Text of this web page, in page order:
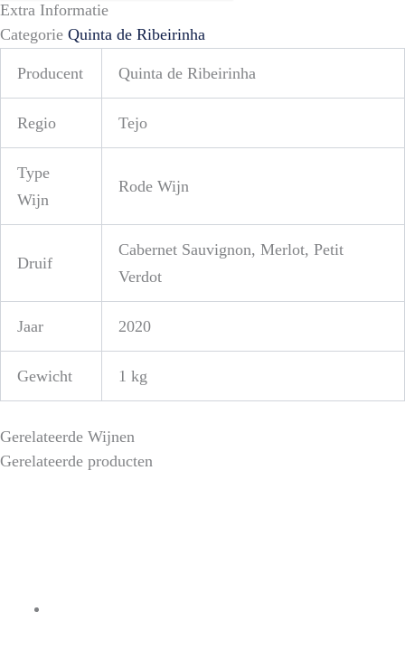
Extra Informatie
Categorie Quinta de Ribeirinha
Producent Quinta de Ribeirinha
Regio Tejo
Type
Wijn
Rode Wijn
Druif
Cabernet Sauvignon, Merlot, Petit
Verdot
Jaar 2020
Gewicht 1 kg
Gerelateerde Wijnen
Gerelateerde producten